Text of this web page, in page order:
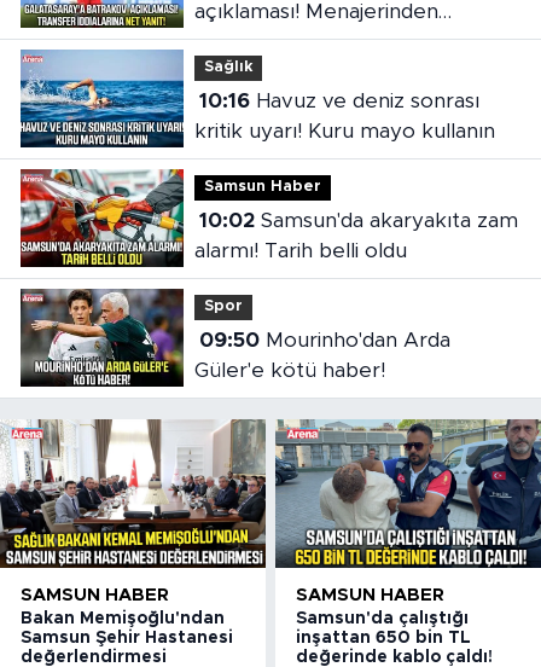
açıklaması! Menajerinden
transfer iddialarına net yanıt
Sağlık
10:16Havuz ve deniz sonrası
kritik uyarı! Kuru mayo kullanın
Samsun Haber
10:02Samsun'da akaryakıta zam
alarmı! Tarih belli oldu
Spor
09:50Mourinho'dan Arda
Güler'e kötü haber!
SAMSUN HABER
Bakan Memişoğlu'ndan
Samsun Şehir Hastanesi
değerlendirmesi
SAMSUN HABER
Samsun'da çalıştığı
inşattan 650 bin TL
değerinde kablo çaldı!